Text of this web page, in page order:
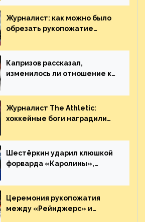
броске бутылкой в Кадри
Журналист: как можно было
обрезать рукопожатие
Плохая работа, ESPN
Капризов рассказал,
изменилось ли отношение к
Украине
Журналист The Athletic:
хоккейные боги наградили
великолепную игру
Шестёркин ударил клюшкой
форварда «Каролины»,
пятаке. Видео
Церемония рукопожатия
между «Рейнджерс» и